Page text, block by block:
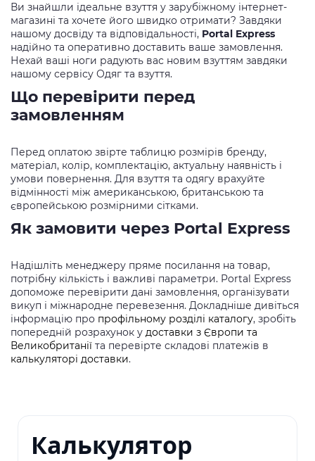
Ви знайшли ідеальне взуття у зарубіжному інтернет-
магазині та хочете його швидко отримати? Завдяки
нашому досвіду та відповідальності, Portal Express
надійно та оперативно доставить ваше замовлення.
Нехай ваші ноги радують вас новим взуттям завдяки
нашому сервісу Одяг та взуття.
Що перевірити перед
замовленням
Перед оплатою звірте таблицю розмірів бренду,
матеріал, колір, комплектацію, актуальну наявність і
умови повернення. Для взуття та одягу врахуйте
відмінності між американською, британською та
європейською розмірними сітками.
Як замовити через Portal Express
Надішліть менеджеру пряме посилання на товар,
потрібну кількість і важливі параметри. Portal Express
допоможе перевірити дані замовлення, організувати
викуп і міжнародне перевезення. Докладніше дивіться
інформацію про профільному розділі каталогу, зробіть
попередній розрахунок у доставки з Європи та
Великобританії та перевірте складові платежів в
калькуляторі доставки.
Калькулятор